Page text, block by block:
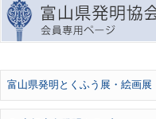
富山県発明とくふう展・絵画展